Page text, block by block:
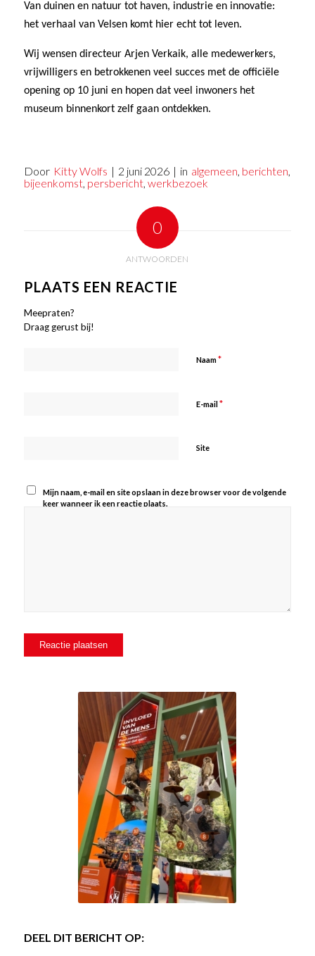
Van duinen en natuur tot haven, industrie en innovatie:
het verhaal van Velsen komt hier echt tot leven.
Wij wensen directeur Arjen Verkaik, alle medewerkers,
vrijwilligers en betrokkenen veel succes met de officiële
opening op 10 juni en hopen dat veel inwoners het
museum binnenkort zelf gaan ontdekken.
Door Kitty Wolfs | 2 juni 2026 | in algemeen, berichten,
bijeenkomst, persbericht, werkbezoek
0
ANTWOORDEN
PLAATS EEN REACTIE
Meepraten?
Draag gerust bij!
Naam*
E-mail*
Site
Mijn naam, e-mail en site opslaan in deze browser voor de volgende
keer wanneer ik een reactie plaats.
DEEL DIT BERICHT OP: